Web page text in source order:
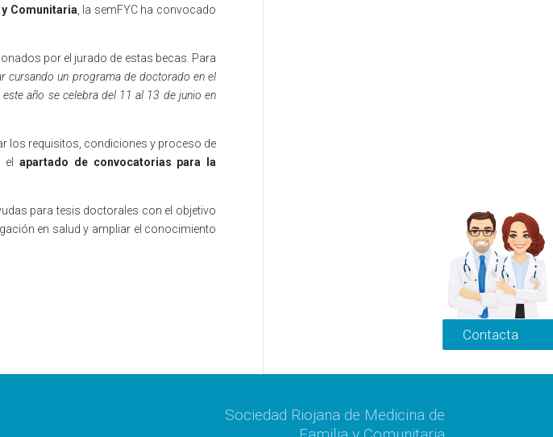
Comunitaria , la semFYC ha convocado
por el jurado de estas becas. Para
cursando un programa de doctorado en el
año se celebra del 11 al 13 de junio en
los requisitos, condiciones y proceso de
elapartado de convocatorias para la
para tesis doctorales con el objetivo
en salud y ampliar el conocimiento
Sociedad Riojana de Medicina de
Contacta